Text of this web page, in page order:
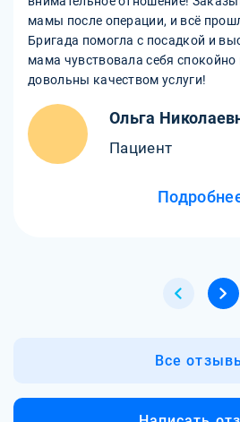
мамы после операции, и всё
Бригада помогла с посадкой и
мама чувствовала себя
довольны качеством услуги!
Ольга
Пациент
Все